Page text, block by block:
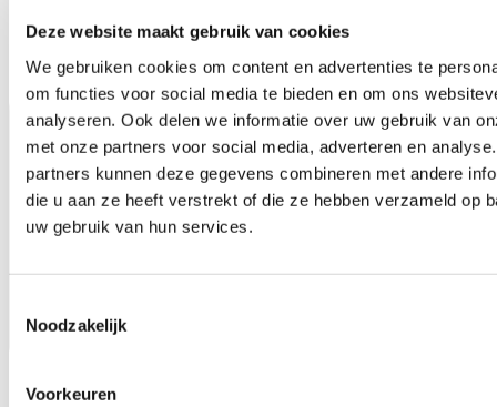
Deze website maakt gebruik van cookies
We gebruiken cookies om content en advertenties te
om functies voor social media te bieden en om ons
analyseren. Ook delen we informatie over uw gebruik van
met onze partners voor social media, adverteren en
partners kunnen deze gegevens combineren met andere
die u aan ze heeft verstrekt of die ze hebben verzameld op
uw gebruik van hun services.
Noodzakelijk
Voorkeuren
1000m2 muziekwinkel